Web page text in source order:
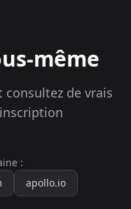
même
consultez de vrais
:
apollo.io